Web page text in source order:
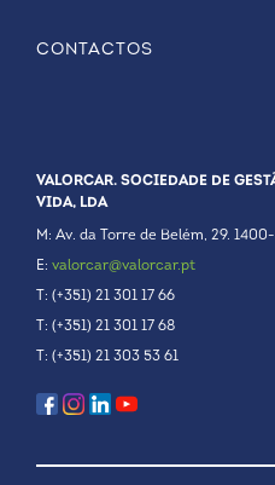
CONTACTOS
VALORCAR. SOCIEDADE DE
VIDA, LDA
M: Av. da Torre de Belém, 29.
E: valorcar@valorcar.pt
T: (+351) 21 301 17 66
T: (+351) 21 301 17 68
T: (+351) 21 303 53 61